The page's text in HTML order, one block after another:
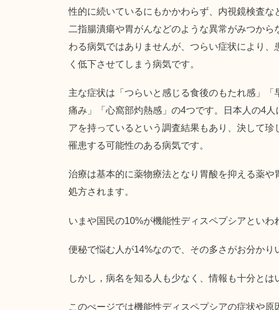
性的に続いているにもかかわらず、内視鏡検査な
二指腸潰瘍や胃がんなどのような異常がみつから
わる病気ではありませんが、つらい症状により、
く低下させてしまう病気です。
主な症状は「つらいと感じる食後のもたれ感」「
痛み」「心窩部灼熱感」の4つです。日本人の4
アを持っているという調査結果もあり、決して珍
罹患する可能性のある病気です。
治療は基本的に薬物療法となり胃酸を抑える薬や
処方されます。
いまや国民の10%が機能性ディスペプシアといわ
便秘で悩む人が14%なので、その多さがお分かり
しかし，病名を知る人も少なく、情報も十分とは
このぺージでは機能性ディスペプシアの症状や原